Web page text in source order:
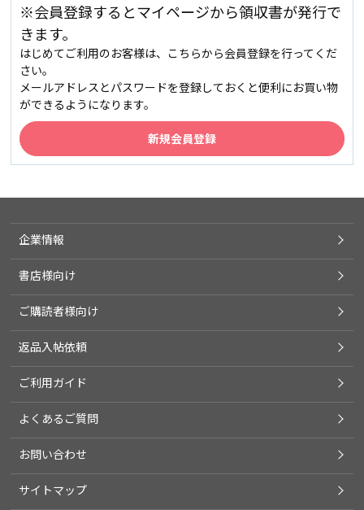
※会員登録するとマイページから領収書が発行で
きます。
はじめてご利用のお客様は、こちらから会員登録を行ってくだ
さい。
メールアドレスとパスワードを登録しておくと便利にお買い物
ができるようになります。
企業情報
書店様向け
ご購読者様向け
返品入帖依頼
ご利用ガイド
よくあるご質問
お問い合わせ
サイトマップ